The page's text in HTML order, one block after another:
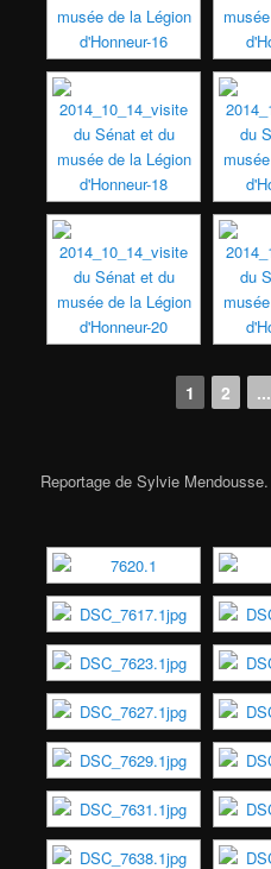
1 2 ...
Reportage de Sylvie Mendousse.